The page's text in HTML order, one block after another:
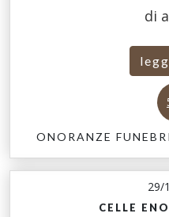
di
ONORANZE
29/
CELLE